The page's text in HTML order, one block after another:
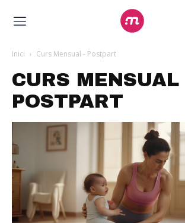
Inici Curs Mensual - Postpart
CURS MENSUAL
POSTPART